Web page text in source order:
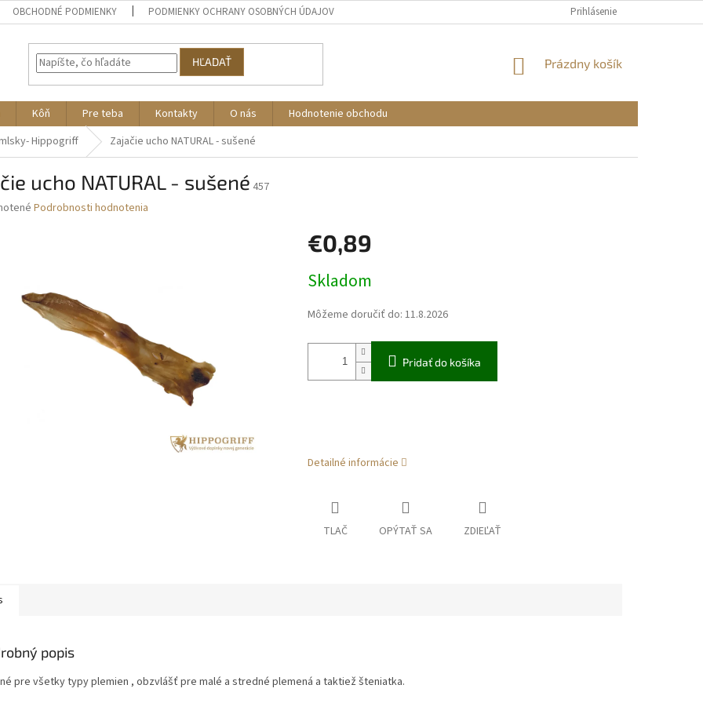
OBCHODNÉ PODMIENKY PODMIENKY OCHRANY OSOBNÝCH ÚDAJOV Prihlásenie
HĽADAŤ
NÁKUPNÝ
Prázdny košík
Kôň Pre teba Kontakty O nás
Hodnotenie obchodu
Hippogriff Zajačie ucho NATURAL - sušené
ucho NATURAL - sušené 457
Podrobnosti hodnotenia
€0,89
cena:
Skladom
Môžeme doručiť do: 11.8.2026
Pridať do košíka
Detailné informácie
TLAČ OPÝTAŤ SA ZDIEĽAŤ
popis
pre všetky typy plemien , obzvlášť pre malé a stredné plemená a taktiež šteniatka.